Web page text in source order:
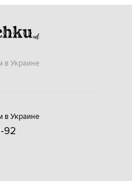
в Украине
в Украине
92